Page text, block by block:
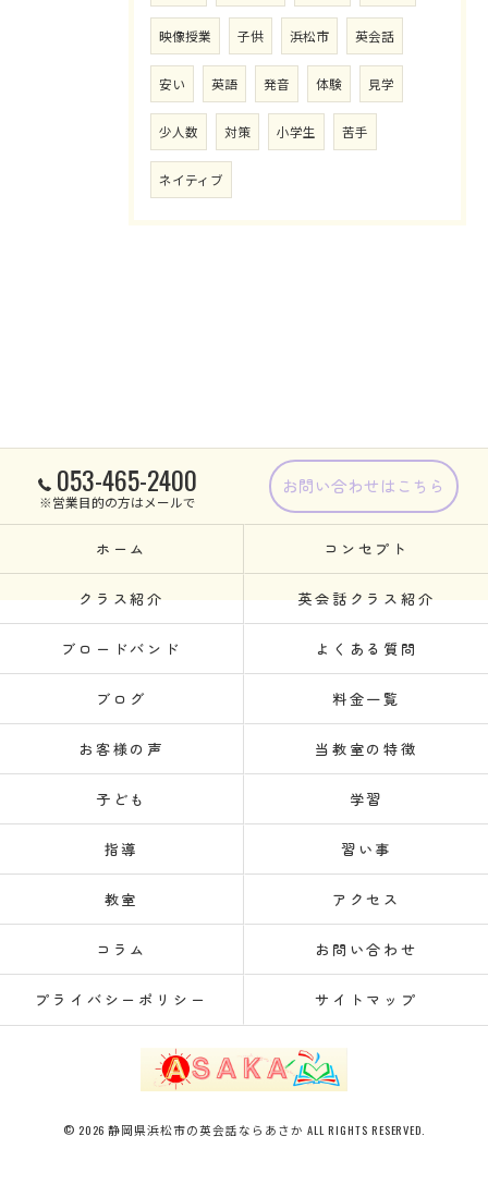
映像授業 子供 浜松市 英会話
安い 英語 発音 体験 見学
少人数 対策 小学生 苦手
ネイティブ
053-465-2400
※営業目的の方はメールで
お問い合わせはこちら
ホーム コンセプト
クラス紹介 英会話クラス紹介
ブロードバンド よくある質問
ブログ 料金一覧
お客様の声 当教室の特徴
子ども 学習
指導 習い事
教室 アクセス
コラム お問い合わせ
プライバシーポリシー サイトマップ
© 2026 静岡県浜松市の英会話ならあさか ALL RIGHTS RESERVED.